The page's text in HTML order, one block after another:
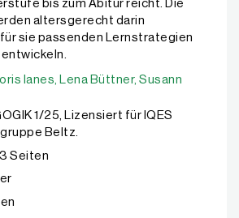
bis zum Abitur reicht. Die
altersgerecht darin
sie passenden Lernstrategien
entwickeln.
Ianes, Lena Büttner, Susann
Ianes, Lena Büttner, Susann
1/25, Lizensiert für IQES
Beltz.
3 Seiten